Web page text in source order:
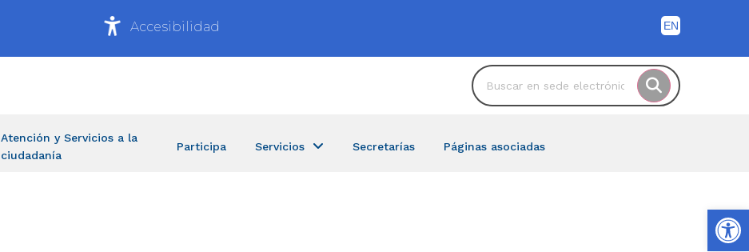
Accesibilidad
Atención y Servicios a la
ciudadanía
Participa Servicios Secretarías Páginas asociadas